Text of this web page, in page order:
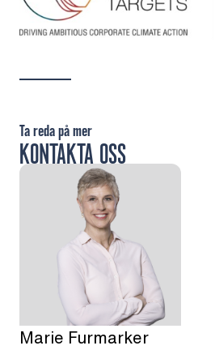
KONTAKTA OSS
Ta reda på mer
Marie Furmarker